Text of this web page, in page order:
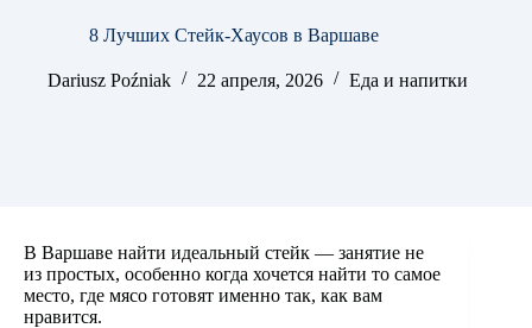
8 Лучших Стейк-Хаусов в Варшаве
Dariusz Poźniak 22 апреля, 2026 Еда и напитки
В Варшаве найти идеальный стейк — занятие не
из простых, особенно когда хочется найти то самое
место, где мясо готовят именно так, как вам
нравится.